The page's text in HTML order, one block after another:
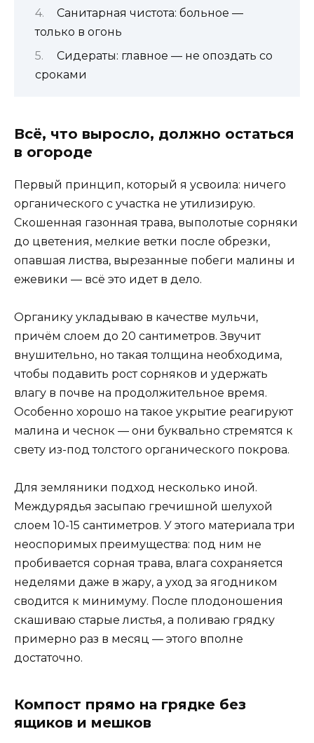
Санитарная чистота: больное —
только в огонь
Сидераты: главное — не опоздать со
сроками
Всё, что выросло, должно остаться
в огороде
Первый принцип, который я усвоила: ничего
органического с участка не утилизирую.
Скошенная газонная трава, выполотые сорняки
до цветения, мелкие ветки после обрезки,
опавшая листва, вырезанные побеги малины и
ежевики — всё это идет в дело.
Органику укладываю в качестве мульчи,
причём слоем до 20 сантиметров. Звучит
внушительно, но такая толщина необходима,
чтобы подавить рост сорняков и удержать
влагу в почве на продолжительное время.
Особенно хорошо на такое укрытие реагируют
малина и чеснок — они буквально стремятся к
свету из-под толстого органического покрова.
Для земляники подход несколько иной.
Междурядья засыпаю гречишной шелухой
слоем 10-15 сантиметров. У этого материала три
неоспоримых преимущества: под ним не
пробивается сорная трава, влага сохраняется
неделями даже в жару, а уход за ягодником
сводится к минимуму. После плодоношения
скашиваю старые листья, а поливаю грядку
примерно раз в месяц — этого вполне
достаточно.
Компост прямо на грядке без
ящиков и мешков